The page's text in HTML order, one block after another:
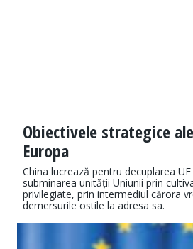
Obiectivele strategice
Europa
China lucrează pentru decuplarea
subminarea unității Uniunii prin
privilegiate, prin intermediul cărora
demersurile ostile la adresa sa.